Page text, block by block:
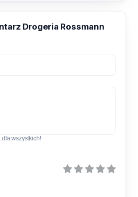
Drogeria Rossmann
wszystkich!